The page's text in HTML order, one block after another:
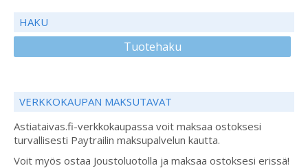
HAKU
Tuotehaku
VERKKOKAUPAN MAKSUTAVAT
Astiataivas.fi-verkkokaupassa voit maksaa ostoksesi
turvallisesti Paytrailin maksupalvelun kautta.
Voit myös ostaa Joustoluotolla ja maksaa ostoksesi erissä!